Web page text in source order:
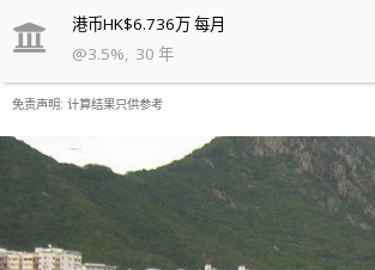
港币HK$6.736万每月
@3.5%, 30 年
免责声明: 计算结果只供参考